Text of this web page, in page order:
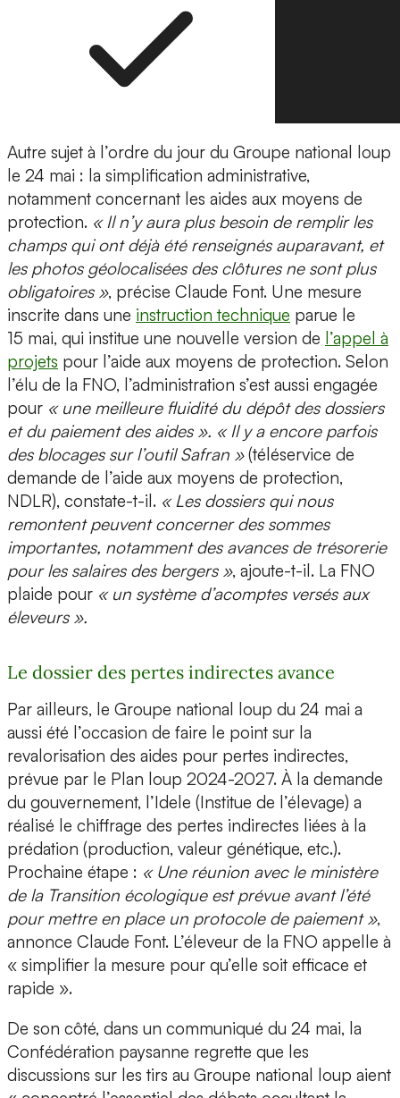
Autre sujet à l’ordre du jour du Groupe national loup
le 24 mai : la simplification administrative,
notamment concernant les aides aux moyens de
protection. « Il n’y aura plus besoin de remplir les
champs qui ont déjà été renseignés auparavant, et
les photos géolocalisées des clôtures ne sont plus
obligatoires », précise Claude Font. Une mesure
inscrite dans une instruction technique parue le
15 mai, qui institue une nouvelle version de l’appel à
projets pour l’aide aux moyens de protection. Selon
l’élu de la FNO, l’administration s’est aussi engagée
pour « une meilleure fluidité du dépôt des dossiers
et du paiement des aides ». « Il y a encore parfois
des blocages sur l’outil Safran »(téléservice de
demande de l’aide aux moyens de protection,
NDLR), constate-t-il. « Les dossiers qui nous
remontent peuvent concerner des sommes
importantes, notamment des avances de trésorerie
pour les salaires des bergers », ajoute-t-il. La FNO
plaide pour « un système d’acomptes versés aux
éleveurs ».
Le dossier des pertes indirectes avance
Par ailleurs, le Groupe national loup du 24 mai a
aussi été l’occasion de faire le point sur la
revalorisation des aides pour pertes indirectes,
prévue par le Plan loup 2024-2027. À la demande
du gouvernement, l’Idele (Institue de l’élevage) a
réalisé le chiffrage des pertes indirectes liées à la
prédation (production, valeur génétique, etc.).
Prochaine étape : « Une réunion avec le ministère
de la Transition écologique est prévue avant l’été
pour mettre en place un protocole de paiement »,
annonce Claude Font. L’éleveur de la FNO appelle à
« simplifier la mesure pour qu’elle soit efficace et
rapide ».
De son côté, dans un communiqué du 24 mai, la
Confédération paysanne regrette que les
discussions sur les tirs au Groupe national loup aient